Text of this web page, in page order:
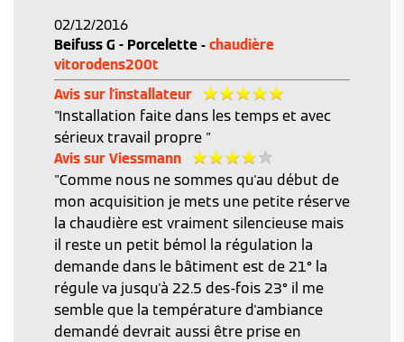
02/12/2016
Beifuss G - Porcelette - chaudière
vitorodens200t
Avis sur l'installateur
"Installation faite dans les temps et avec
sérieux travail propre "
Avis sur Viessmann
"Comme nous ne sommes qu'au début de
mon acquisition je mets une petite réserve
la chaudière est vraiment silencieuse mais
il reste un petit bémol la régulation la
demande dans le bâtiment est de 21° la
régule va jusqu'à 22.5 des-fois 23° il me
semble que la température d'ambiance
demandé devrait aussi être prise en